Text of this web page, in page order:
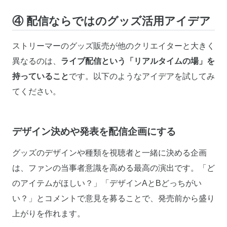
④ 配信ならではのグッズ活用アイデア
ストリーマーのグッズ販売が他のクリエイターと大きく
異なるのは、 ライブ配信という「リアルタイムの場」を
持っていることです。以下のようなアイデアを試してみ
てください。
デザイン決めや発表を配信企画にする
グッズのデザインや種類を視聴者と一緒に決める企画
は、ファンの当事者意識を高める最高の演出です。「ど
のアイテムがほしい？」「デザインAとBどっちがい
い？」とコメントで意見を募ることで、発売前から盛り
上がりを作れます。